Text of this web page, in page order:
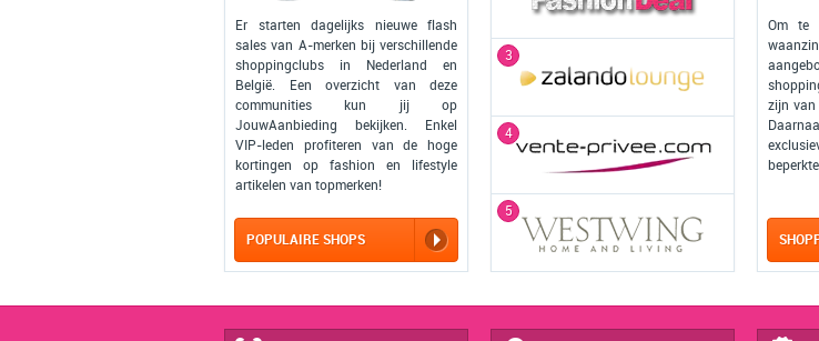
Er starten dagelijks nieuwe flash
sales van A-merken bij verschillende
shoppingclubs in Nederland en
België. Een overzicht van deze
communities kun jij op
JouwAanbieding bekijken. Enkel
VIP-leden profiteren van de hoge
kortingen op fashion en lifestyle
artikelen van topmerken!
POPULAIRE SHOPS
3
4
5
Om te
zijn van